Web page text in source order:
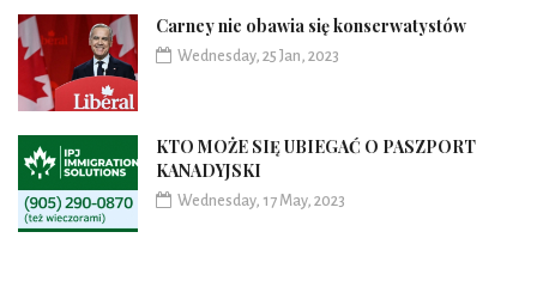
Carney nie obawia się konserwatystów
Wednesday, 25 Jan, 2023
KTO MOŻE SIĘ UBIEGAĆ O PASZPORT
KANADYJSKI
Wednesday, 17 May, 2023